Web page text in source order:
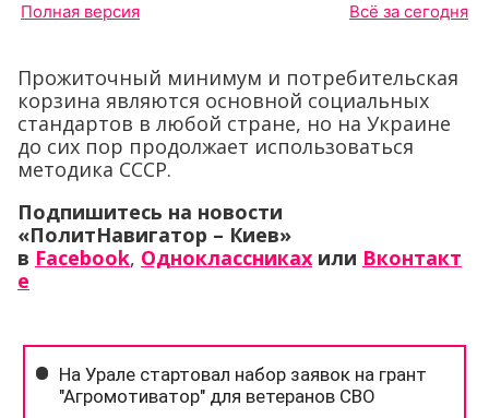
Полная версия Всё за сегодня
Прожиточный минимум и потребительская
корзина являются основной социальных
стандартов в любой стране, но на Украине
до сих пор продолжает использоваться
методика СССР.
Подпишитесь на новости
«ПолитНавигатор – Киев»
в Facebook, Одноклассниках или Вконтакт
е